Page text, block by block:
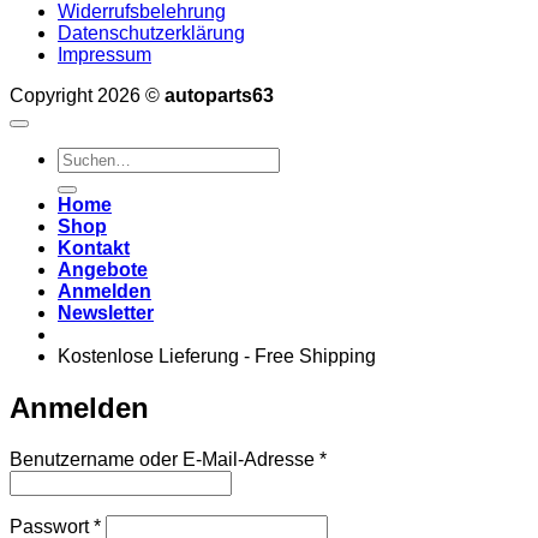
Widerrufsbelehrung
Datenschutzerklärung
Impressum
Copyright 2026 © autoparts63
Suchen
nach:
Home
Shop
Kontakt
Angebote
Anmelden
Newsletter
Kostenlose Lieferung - Free Shipping
Anmelden
Benutzername oder E-Mail-Adresse *Erforderlich
Passwort*Erforderlich